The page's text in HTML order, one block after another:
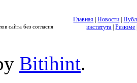
сайта без согласия
Главная |Новости |
института |Резюме
Bitihint.